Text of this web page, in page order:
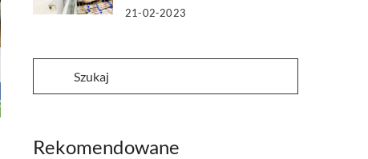
21-02-2023
Rekomendowane